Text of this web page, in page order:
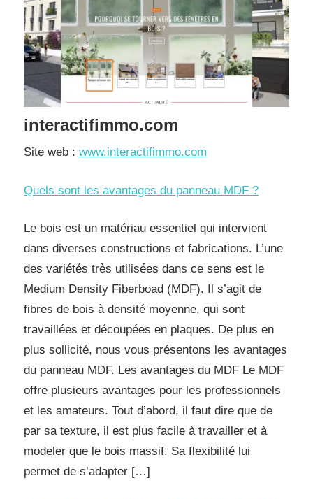
interactifimmo.com
Site web : www.interactifimmo.com
Quels sont les avantages du panneau MDF ?
Le bois est un matériau essentiel qui intervient
dans diverses constructions et fabrications. L’une
des variétés très utilisées dans ce sens est le
Medium Density Fiberboad (MDF). Il s’agit de
fibres de bois à densité moyenne, qui sont
travaillées et découpées en plaques. De plus en
plus sollicité, nous vous présentons les avantages
du panneau MDF. Les avantages du MDF Le MDF
offre plusieurs avantages pour les professionnels
et les amateurs. Tout d’abord, il faut dire que de
par sa texture, il est plus facile à travailler et à
modeler que le bois massif. Sa flexibilité lui
permet de s’adapter […]